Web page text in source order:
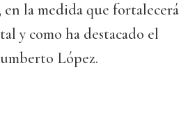
en la medida que fortalecerá
y como ha destacado el
López.